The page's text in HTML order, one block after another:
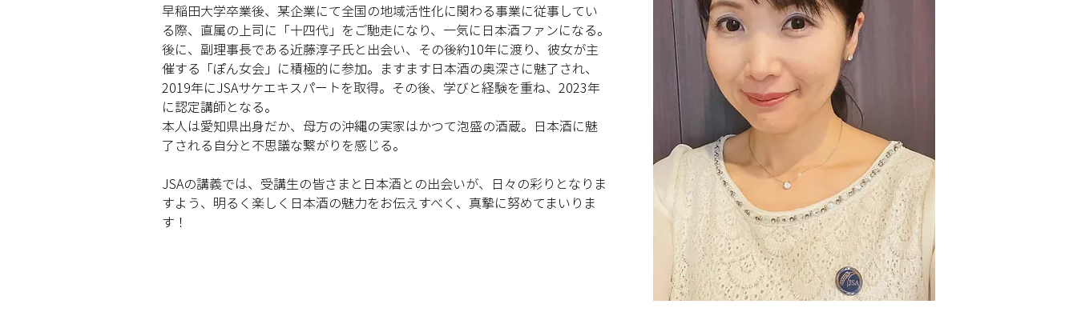
早稲田大学卒業後、某企業にて全国の地域活性化に関わる事業に従事してい
る際、直属の上司に「十四代」をご馳走になり、一気に日本酒ファンになる。
後に、副理事長である近藤淳子氏と出会い、その後約10年に渡り、彼女が主
催する「ぽん女会」に積極的に参加。ますます日本酒の奥深さに魅了され、
2019年にJSAサケエキスパートを取得。その後、学びと経験を重ね、2023年
に認定講師となる。
本人は愛知県出身だか、母方の沖縄の実家はかつて泡盛の酒蔵。日本酒に魅
了される自分と不思議な繋がりを感じる。
JSAの講義では、受講生の皆さまと日本酒との出会いが、日々の彩りとなりま
すよう、明るく楽しく日本酒の魅力をお伝えすべく、真摯に努めてまいりま
す！